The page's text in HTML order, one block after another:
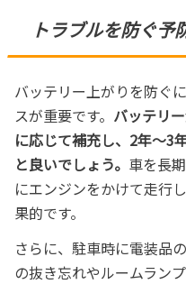
トラブルを防ぐ予
バッテリー上がりを防ぐ
スが重要です。 バッテリ
に応じて補充し、2年～3
と良いでしょう。 車を長
にエンジンをかけて走行
果的です。
さらに、駐車時に電装品
の抜き忘れやルームラン